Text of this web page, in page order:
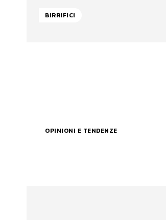
BIRRIFICI
OPINIONI E TENDENZE